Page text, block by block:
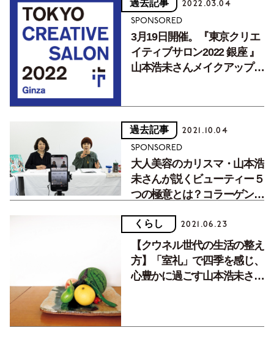
過去記事 2022.03.04
SPONSORED
3月19日開催。『東京クリエ
イティブサロン2022 銀座 』
山本浩未さんメイクアップシ
過去記事 2021.10.04
SPONSORED
大人美容のカリスマ・山本浩
未さんが説くビューティー５
つの極意とは？コラーゲン入
大公開！
くらし 2021.06.23
【クウネル世代の生活の整え
方】「室礼」で四季を感じ、
心豊かに過ごす山本浩未さん